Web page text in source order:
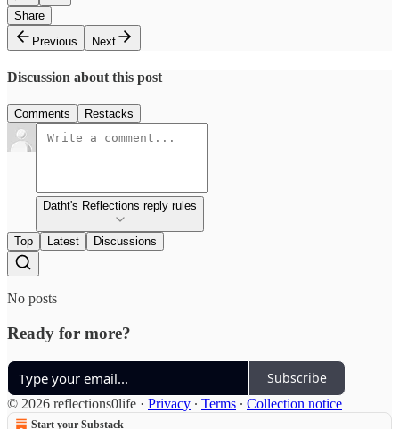
Share
Previous
Next
Discussion about this post
Comments Restacks
Datht's Reflections reply rules
Top Latest Discussions
No posts
Ready for more?
Subscribe
© 2026 reflections0life · Privacy ∙ Terms ∙ Collection notice
Start your Substack